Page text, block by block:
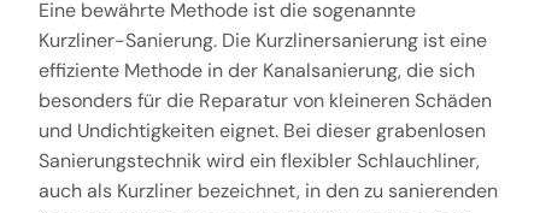
Eine bewährte Methode ist die sogenannte
Kurzliner-Sanierung. Die Kurzlinersanierung ist eine
effiziente Methode in der Kanalsanierung, die sich
besonders für die Reparatur von kleineren Schäden
und Undichtigkeiten eignet. Bei dieser grabenlosen
Sanierungstechnik wird ein flexibler Schlauchliner,
auch als Kurzliner bezeichnet, in den zu sanierenden